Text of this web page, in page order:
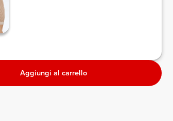
Aggiungi al carrello